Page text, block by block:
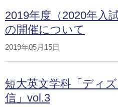
2019年度（2020年入
の開催について
2019年05月15日
短大英文学科「ディ
信」vol.3